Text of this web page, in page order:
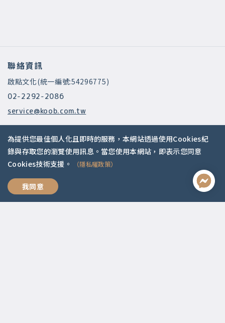
聯絡資訊
啟點文化(統一編號:54296775)
02-2292-2086
service@koob.com.tw
服務時間
週一至週五 10:00-18:00
國定假日公休
快速連結
關於我們
為提供您最佳個人化且即時的服務，本網站透過使用Cookies紀
錄與存取您的瀏覽使用訊息。當您使用本網站，即表示您同意
Cookies技術支援。
（隱私權政策）
我同意